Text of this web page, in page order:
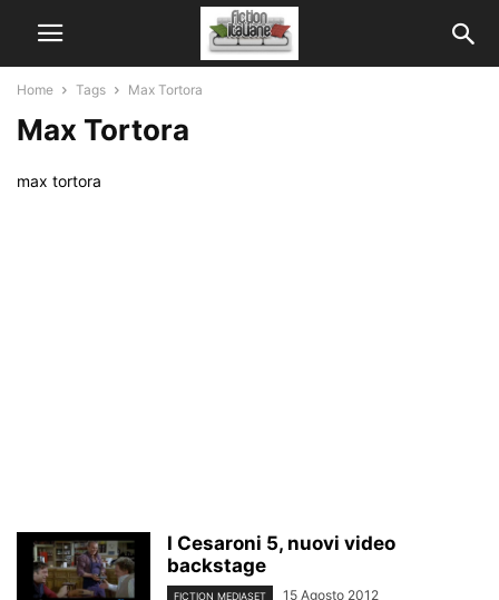
Home Tags Max Tortora
Max Tortora
max tortora
I Cesaroni 5, nuovi video
backstage
FICTION MEDIASET 15 Agosto 2012